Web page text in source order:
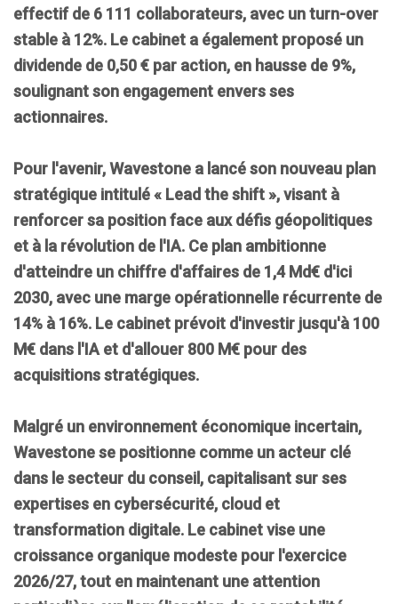
effectif de 6 111 collaborateurs, avec un turn-over
stable à 12%. Le cabinet a également proposé un
dividende de 0,50 € par action, en hausse de 9%,
soulignant son engagement envers ses
actionnaires.
Pour l'avenir, Wavestone a lancé son nouveau plan
stratégique intitulé« Lead the shift », visant à
renforcer sa position face aux défis géopolitiques
et à la révolution de l'IA. Ce plan ambitionne
d'atteindre un chiffre d'affaires de 1,4 Md€ d'ici
2030, avec une marge opérationnelle récurrente de
14% à 16%. Le cabinet prévoit d'investir jusqu'à 100
M€ dans l'IA et d'allouer 800 M€ pour des
acquisitions stratégiques.
Malgré un environnement économique incertain,
Wavestone se positionne comme un acteur clé
dans le secteur du conseil, capitalisant sur ses
expertises en cybersécurité, cloud et
transformation digitale. Le cabinet vise une
croissance organique modeste pour l'exercice
2026/27, tout en maintenant une attention